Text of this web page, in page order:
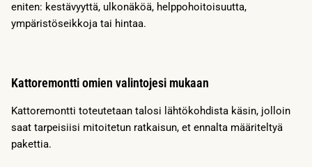
eniten: kestävyyttä, ulkonäköä, helppohoitoisuutta,
ympäristöseikkoja tai hintaa.
Kattoremontti omien valintojesi mukaan
Kattoremontti toteutetaan talosi lähtökohdista käsin, jolloin
saat tarpeisiisi mitoitetun ratkaisun, et ennalta määriteltyä
pakettia.